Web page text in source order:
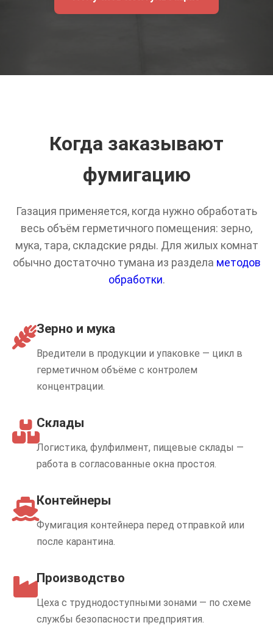
Когда заказывают
фумигацию
Газация применяется, когда нужно обработать
весь объём герметичного помещения: зерно,
мука, тара, складские ряды. Для жилых комнат
обычно достаточно тумана из раздела методов
обработки.
Зерно и мука
Вредители в продукции и упаковке — цикл в
герметичном объёме с контролем
концентрации.
Склады
Логистика, фулфилмент, пищевые склады —
работа в согласованные окна простоя.
Контейнеры
Фумигация контейнера перед отправкой или
после карантина.
Производство
Цеха с труднодоступными зонами — по схеме
службы безопасности предприятия.